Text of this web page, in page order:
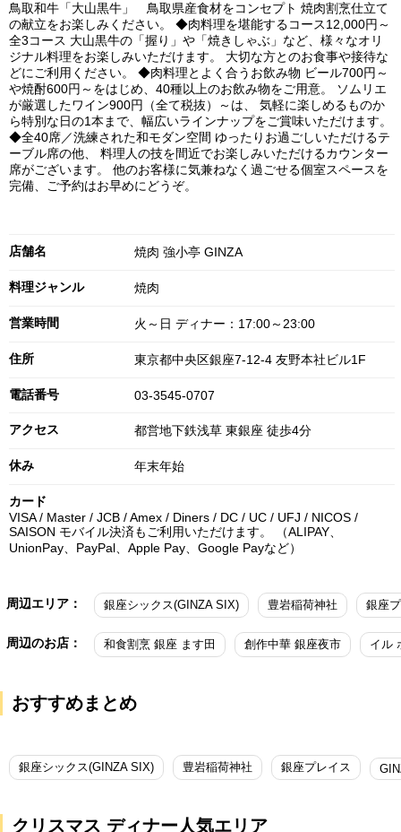
鳥取和牛「大山黒牛」 鳥取県産食材をコンセプト 焼肉割烹仕立て
の献立をお楽しみください。 ◆肉料理を堪能するコース12,000円～
全3コース 大山黒牛の「握り」や「焼きしゃぶ」など、様々なオリ
ジナル料理をお楽しみいただけます。 大切な方とのお食事や接待な
どにご利用ください。 ◆肉料理とよく合うお飲み物 ビール700円～
や焼酎600円～をはじめ、40種以上のお飲み物をご用意。 ソムリエ
が厳選したワイン900円（全て税抜）～は、 気軽に楽しめるものか
ら特別な日の1本まで、幅広いラインナップをご賞味いただけます。
◆全40席／洗練された和モダン空間 ゆったりお過ごしいただけるテ
ーブル席の他、 料理人の技を間近でお楽しみいただけるカウンター
席がございます。 他のお客様に気兼ねなく過ごせる個室スペースを
完備、ご予約はお早めにどうぞ。
店舗名 焼肉 強小亭 GINZA
料理ジャンル 焼肉
営業時間 火～日 ディナー：17:00～23:00
住所 東京都中央区銀座7-12-4 友野本社ビル1F
電話番号 03-3545-0707
アクセス 都営地下鉄浅草 東銀座 徒歩4分
休み 年末年始
カード
VISA / Master / JCB / Amex / Diners / DC / UC / UFJ / NICOS /
SAISON モバイル決済もご利用いただけます。 （ALIPAY、
UnionPay、PayPal、Apple Pay、Google Payなど）
周辺エリア： 銀座シックス(GINZA SIX) 豊岩稲荷神社 銀座
周辺のお店： 和食割烹 銀座 ます田 創作中華 銀座夜市 イル
おすすめまとめ
銀座シックス(GINZA SIX) 豊岩稲荷神社 銀座プレイス
クリスマス ディナー人気エリア